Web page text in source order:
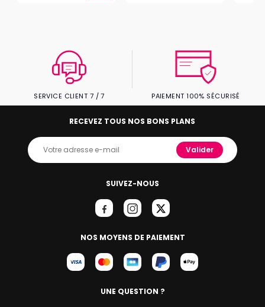
SERVICE CLIENT 7 / 7 PAIEMENT 100% SÉCURISÉ
SUIVEZ-NOUS
NOS MOYENS DE PAIEMENT
RECEVEZ TOUS NOS BONS PLANS
Valider
UNE QUESTION ?